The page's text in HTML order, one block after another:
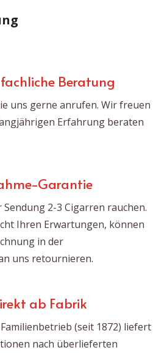
Beratung
uns gerne anrufen. Wir freuen
Erfahrung beraten
Garantie
2-3 Cigarren rauchen.
Ihren Erwartungen, können
in der
uns retournieren.
ab Fabrik
(seit 1872) liefert
nach überlieferten